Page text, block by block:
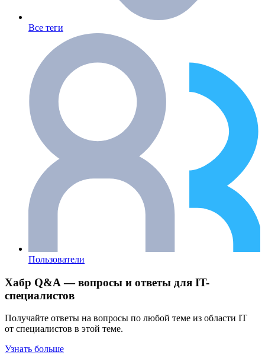
Все теги
Пользователи
Хабр Q&A — вопросы и ответы для IT-
специалистов
Получайте ответы на вопросы по любой теме из области IT
от специалистов в этой теме.
Узнать больше